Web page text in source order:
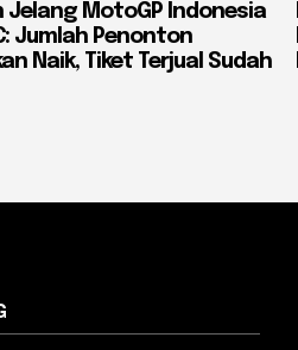
Jelang MotoGP Indonesia
Jumlah Penonton
Naik, Tiket Terjual Sudah